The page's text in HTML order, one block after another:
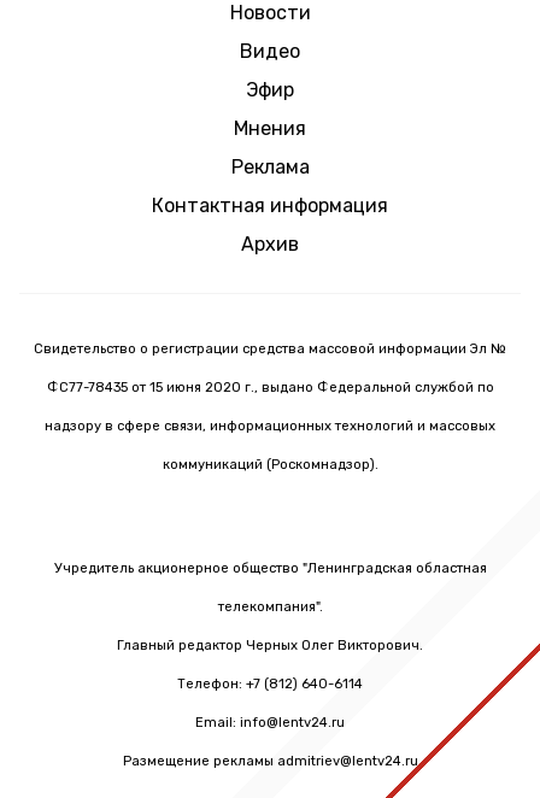
Новости
Видео
Эфир
Мнения
Реклама
Контактная информация
Архив
Свидетельство о регистрации средства массовой информации Эл №
ФС77-78435 от 15 июня 2020 г., выдано Федеральной службой по
надзору в сфере связи, информационных технологий и массовых
коммуникаций (Роскомнадзор).
Учредитель акционерное общество "Ленинградская областная
телекомпания".
Главный редактор Черных Олег Викторович.
Телефон: +7 (812) 640-6114
Email: info@lentv24.ru
Размещение рекламы admitriev@lentv24.ru